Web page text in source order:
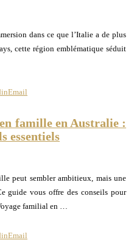
dans ce que l’Italie a de plus
cette région emblématique séduit
Email
famille en Australie :
essentiels
peut sembler ambitieux, mais une
guide vous offre des conseils pour
familial en …
Email